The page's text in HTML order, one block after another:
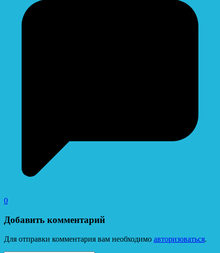
0
Добавить комментарий
Для отправки комментария вам необходимо авторизоваться.